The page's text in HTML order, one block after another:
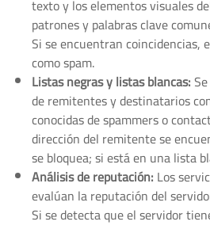
texto y los elementos visuales
patrones y palabras clave
Si se encuentran coincidencias,
como spam.
Listas negras y listas blancas:
de remitentes y destinatarios
conocidas de spammers o
dirección del remitente se
se bloquea; si está en una lista
Análisis de reputación: Los
evalúan la reputación del
Si se detecta que el servidor